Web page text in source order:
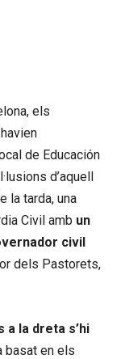
els
de Educación
d’aquell
la tarda, una
Civil amb un
civil
dels Pastorets,
la dreta s’hi
basat en els